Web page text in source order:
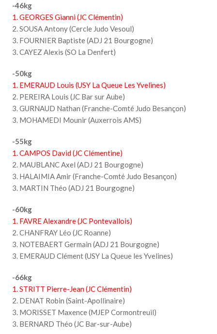
-46kg
1. GEORGES Gianni (JC Clémentin)
2. SOUSA Antony (Cercle Judo Vesoul)
3. FOURNIER Baptiste (ADJ 21 Bourgogne)
3. CAYEZ Alexis (SO La Denfert)
-50kg
1. EMERAUD Louis (USY La Queue Les Yvelines)
2. PEREIRA Louis (JC Bar sur Aube)
3. GURNAUD Nathan (Franche-Comté Judo Besançon)
3. MOHAMEDI Mounir (Auxerrois AMS)
-55kg
1. CAMPOS David (JC Clémentine)
2. MAUBLANC Axel (ADJ 21 Bourgogne)
3. HALAIMIA Amir (Franche-Comté Judo Besançon)
3. MARTIN Théo (ADJ 21 Bourgogne)
-60kg
1. FAVRE Alexandre (JC Pontevallois)
2. CHANFRAY Léo (JC Roanne)
3. NOTEBAERT Germain (ADJ 21 Bourgogne)
3. EMERAUD Clément (USY La Queue les Yvelines)
-66kg
1. STRITT Pierre-Jean (JC Clémentin)
2. DENAT Robin (Saint-Apollinaire)
3. MORISSET Maxence (MJEP Cormontreuil)
3. BERNARD Théo (JC Bar-sur-Aube)